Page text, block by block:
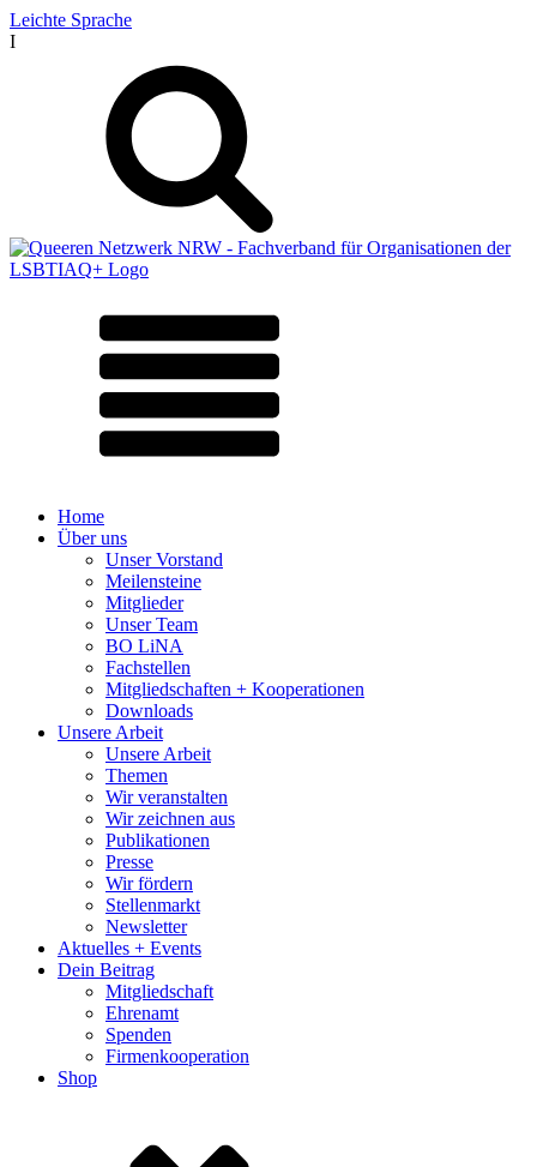
Leichte Sprache
I
Home
Über uns
Unser Vorstand
Meilensteine
Mitglieder
Unser Team
BO LiNA
Fachstellen
Mitgliedschaften + Kooperationen
Downloads
Unsere Arbeit
Unsere Arbeit
Themen
Wir veranstalten
Wir zeichnen aus
Publikationen
Presse
Wir fördern
Stellenmarkt
Newsletter
Aktuelles + Events
Dein Beitrag
Mitgliedschaft
Ehrenamt
Spenden
Firmenkooperation
Shop